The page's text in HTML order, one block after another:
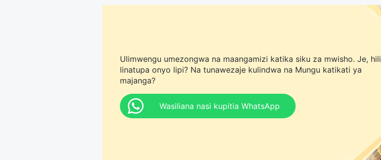
Ulimwengu umezongwa na maangamizi katika siku za mwisho. Je, hili
linatupa onyo lipi? Na tunawezaje kulindwa na Mungu katikati ya
majanga?
Wasiliana nasi kupitia WhatsApp